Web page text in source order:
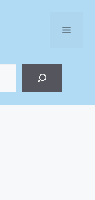
Menu